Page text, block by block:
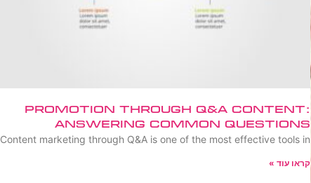
Promotion Through Q&A Content:
Answering Common Questions
Content marketing through Q&A is one of the most effective tools in
קראו עוד »